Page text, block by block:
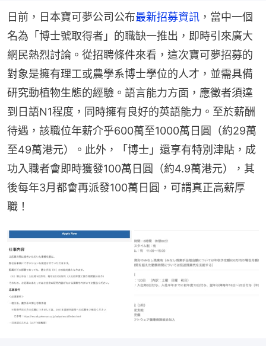
日前，日本寶可夢公司公布最新招募資訊 ，當中一個
名為「博士號取得者」的職缺一推出，即時引來廣大
網民熱烈討論。從招聘條件來看，這次寶可夢招募的
對象是擁有理工或農學系博士學位的人才，並需具備
研究動植物生態的經驗。語言能力方面，應徵者須達
到日語N1程度，同時擁有良好的英語能力。至於薪酬
待遇，該職位年薪介乎600萬至1000萬日圓（約29萬
至49萬港元）。此外，「博士」還享有特別津貼，成
功入職者會即時獲發100萬日圓（約4.9萬港元），其
後每年3月都會再派發100萬日圓，可謂真正高薪厚
職！